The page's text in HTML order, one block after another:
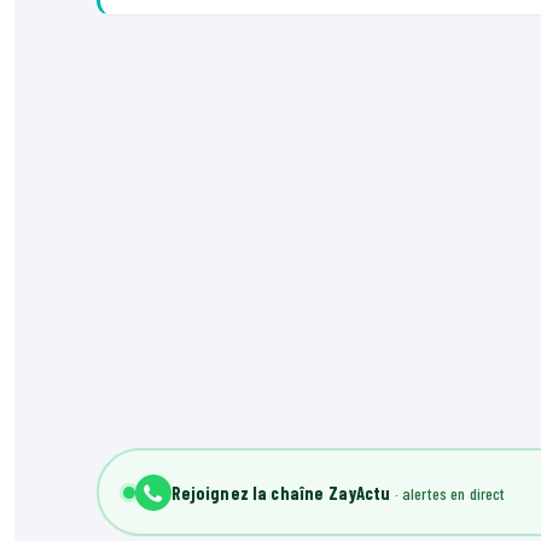
Rejoignez la chaîne ZayActu